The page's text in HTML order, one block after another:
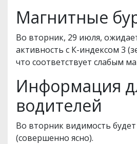
Магнитные
Во вторник, 29 июля,
активность с К-индексом 3
что соответствует слабым
Информация
водителей
Во вторник видимость
(совершенно ясно).